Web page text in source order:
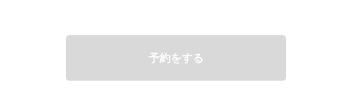
予約をする